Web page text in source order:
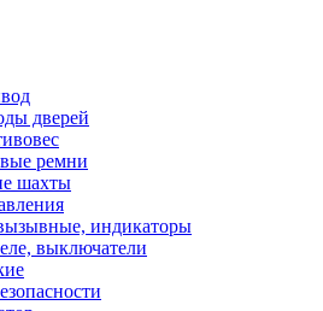
дверей
ремни
шахты
индикаторы
выключатели